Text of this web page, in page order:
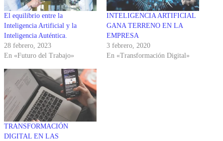
El equilibrio entre la
Inteligencia Artificial y la
Inteligencia Auténtica.
28 febrero, 2023
En «Futuro del Trabajo»
INTELIGENCIA ARTIFICIAL
GANA TERRENO EN LA
EMPRESA
3 febrero, 2020
En «Transformación Digital»
TRANSFORMACIÓN
DIGITAL EN LAS